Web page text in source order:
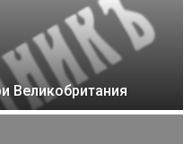
Великобритания